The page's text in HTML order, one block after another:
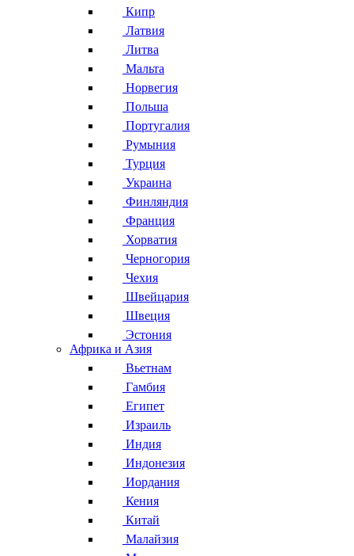
Кипр
Латвия
Литва
Мальта
Норвегия
Польша
Португалия
Румыния
Турция
Украина
Финляндия
Франция
Хорватия
Черногория
Чехия
Швейцария
Швеция
Эстония
Африка и Азия
Вьетнам
Гамбия
Египет
Израиль
Индия
Индонезия
Иордания
Кения
Китай
Малайзия